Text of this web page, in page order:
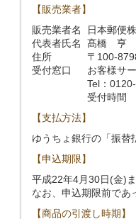
【販売業者】
販売業者名
日本郵便
代表者氏名 髙橋 亨
住所
〒100-
受付窓口
お客様サ
Tel：
受付時間
【支払方法】
ゆうちょ銀行の「振替
【申込期限】
平成22年4月30日(金)ま
なお、申込期限前であ
【商品の引渡し時期】